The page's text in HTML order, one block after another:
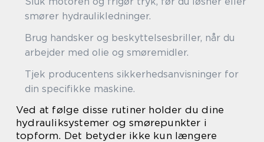
smører hydraulikledninger.
Brug handsker og beskyttelsesbriller, når du
arbejder med olie og smøremidler.
Tjek producentens sikkerhedsanvisninger for
din specifikke maskine.
Ved at følge disse rutiner holder du dine
hydrauliksystemer og smørepunkter i
topform. Det betyder ikke kun længere